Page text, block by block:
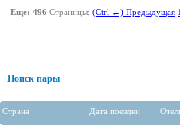
Еще: 496 Страницы: (Ctrl ←) Предыдущая
Поиск пары
Страна Дата поездки